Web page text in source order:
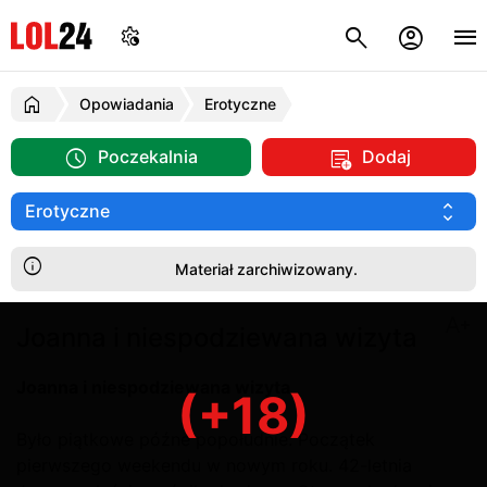
Opowiadania Erotyczne
Poczekalnia Dodaj
Materiał zarchiwizowany.
(+18)
Joanna i niespodziewana wizyta
Było piątkowe późne popołudnie. Początek